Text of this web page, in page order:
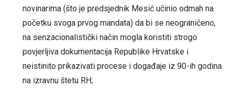
novinarima (što je predsjednik Mesić učinio odmah na
početku svoga prvog mandata) da bi se neograničeno,
na senzacionalistički način mogla koristiti strogo
povjerljiva dokumentacija Republike Hrvatske i
neistinito prikazivati procese i događaje iz 90-ih godina
na izravnu štetu RH;